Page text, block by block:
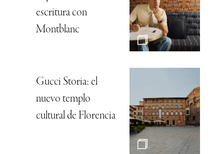
escritura con
Montblanc
Gucci Storia: el
nuevo templo
cultural de Florencia